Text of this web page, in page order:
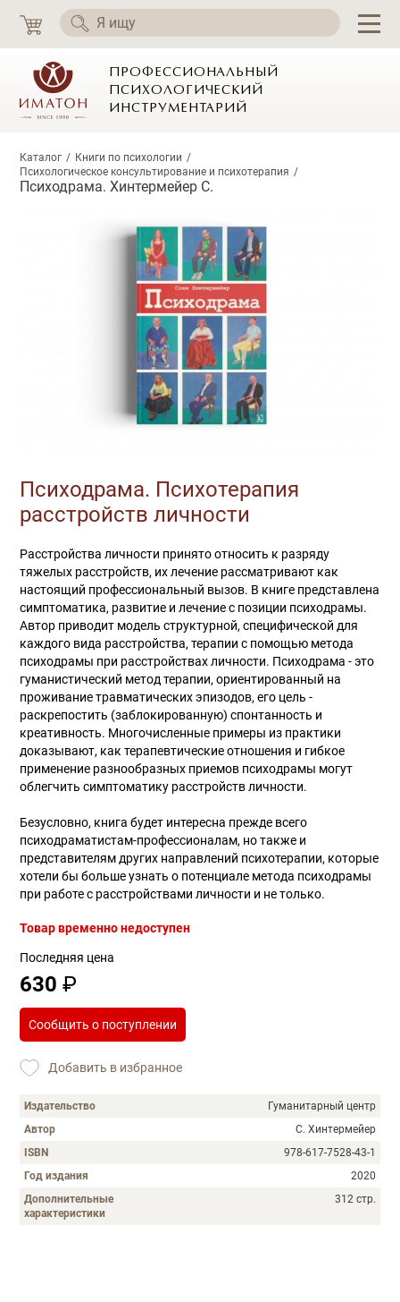
ПРОФЕССИОНАЛЬНЫЙ
ПСИХОЛОГИЧЕСКИЙ
ИНСТРУМЕНТАРИЙ
Каталог
Книги по психологии
Психологическое консультирование и психотерапия
Психодрама. Хинтермейер С.
Психодрама. Психотерапия
расстройств личности
Расстройства личности принято относить к разряду
тяжелых расстройств, их лечение рассматривают как
настоящий профессиональный вызов. В книге представлена
симптоматика, развитие и лечение с позиции психодрамы.
Автор приводит модель структурной, специфической для
каждого вида расстройства, терапии с помощью метода
психодрамы при расстройствах личности. Психодрама - это
гуманистический метод терапии, ориентированный на
проживание травматических эпизодов, его цель -
раскрепостить (заблокированную) спонтанность и
креативность. Многочисленные примеры из практики
доказывают, как терапевтические отношения и гибкое
применение разнообразных приемов психодрамы могут
облегчить симптоматику расстройств личности.
Безусловно, книга будет интересна прежде всего
психодраматистам-профессионалам, но также и
представителям других направлений психотерапии, которые
хотели бы больше узнать о потенциале метода психодрамы
при работе с расстройствами личности и не только.
Товар временно недоступен
Последняя цена
630 ₽
Сообщить о поступлении
Добавить в избранное
Издательство
Гуманитарный центр
Автор
С. Хинтермейер
ISBN
978-617-7528-43-1
Год издания
2020
Дополнительные
характеристики
312 стр.